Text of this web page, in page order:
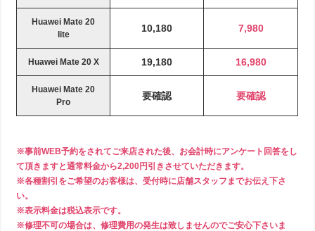
Huawei Mate 20
lite
10,180 7,980
Huawei Mate 20 X 19,180 16,980
Huawei Mate 20
Pro
要確認 要確認
※事前WEB予約をされてご来店された後、お会計時にアンケート回答をし
て頂きますと通常料金から2,200円引きさせていただきます。
※各種割引をご希望のお客様は、受付時に店舗スタッフまでお伝え下さ
い。
※表示料金は税込表示です。
※修理不可の場合は、修理費用の発生は致しませんのでご安心下さいま